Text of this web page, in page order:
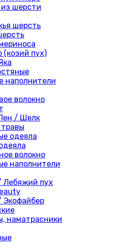
шерсти
шерсть
(козий пух)
наполнители
волокно
/ Шелк
одеяла
волокно
наполнители
Лебяжий пух
Экофайбер
наматрасники